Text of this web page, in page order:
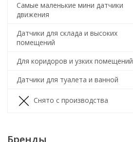
Самые маленькие мини датчики
движения
Датчики для склада и высоких
помещений
Для коридоров и узких помещений
Датчики для туалета и ванной
Снято с производства
Бренды